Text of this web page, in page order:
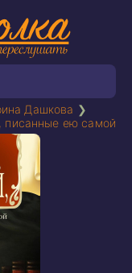
Дашкова ❯
писанные ею самой